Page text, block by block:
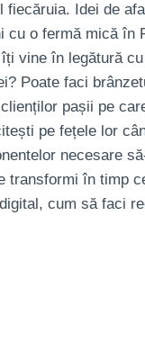
Idei de
cu o fermă mică în
vine în legătură
Poate faci
pașii pe
pe fețele lor
necesare
în timp
cum să faci